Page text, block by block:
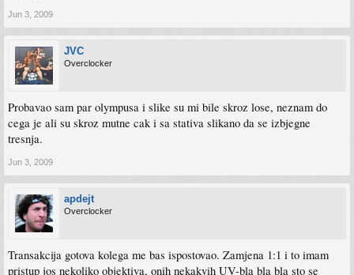
Jun 3, 2009
JVC
Overclocker
Probavao sam par olympusa i slike su mi bile skroz lose, neznam do
cega je ali su skroz mutne cak i sa stativa slikano da se izbjegne
tresnja.
Jun 3, 2009
apdejt
Overclocker
Transakcija gotova kolega me bas ispostovao. Zamjena 1:1 i to imam
pristup jos nekoliko objektiva, onih nekakvih UV-bla bla bla sto se